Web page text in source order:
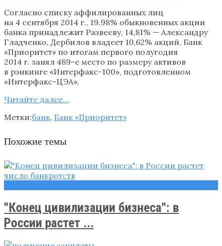
Согласно списку аффилированных лиц
на 4 сентября 2014 г., 19,98% обыкновенных акции
банка принадлежит Развееву, 14,81% — Александру
Гладченко, Дербилов владеет 10,62% акций. Банк
«Приоритет» по итогам первого полугодия
2014 г. занял 489-е место по размеру активов
в рэнкинге «Интерфакс-100», подготовленном
«Интерфакс-ЦЭА».
Читайте далee…
Метки:банк, Банк «Приоритет»
Похожие темы
"Конец цивилизации бизнеса": в
России растет ...